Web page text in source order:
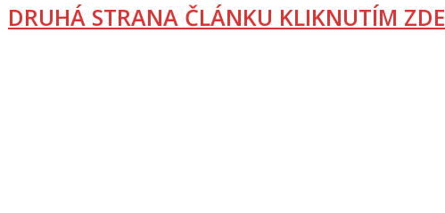
DRUHÁ STRANA ČLÁNKU KLIKNUTÍM ZDE